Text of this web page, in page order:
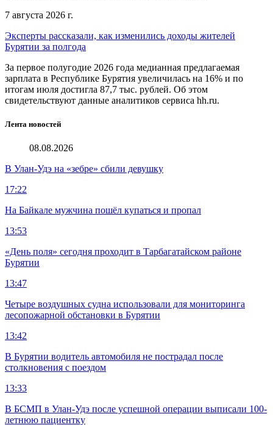
7 августа 2026 г.
Эксперты рассказали, как изменились доходы жителей
Бурятии за полгода
За первое полугодие 2026 года медианная предлагаемая
зарплата в Республике Бурятия увеличилась на 16% и по
итогам июля достигла 87,7 тыс. рублей. Об этом
свидетельствуют данные аналитиков сервиса hh.ru.
Лента новостей
08.08.2026
В Улан-Удэ на «зебре» сбили девушку
17:22
На Байкале мужчина пошёл купаться и пропал
13:53
«День поля» сегодня проходит в Тарбагатайском районе
Бурятии
13:47
Четыре воздушных судна использовали для мониторинга
лесопожарной обстановки в Бурятии
13:42
В Бурятии водитель автомобиля не пострадал после
столкновения с поездом
13:33
В БСМП в Улан-Удэ после успешной операции выписали 100-
летнюю пациентку